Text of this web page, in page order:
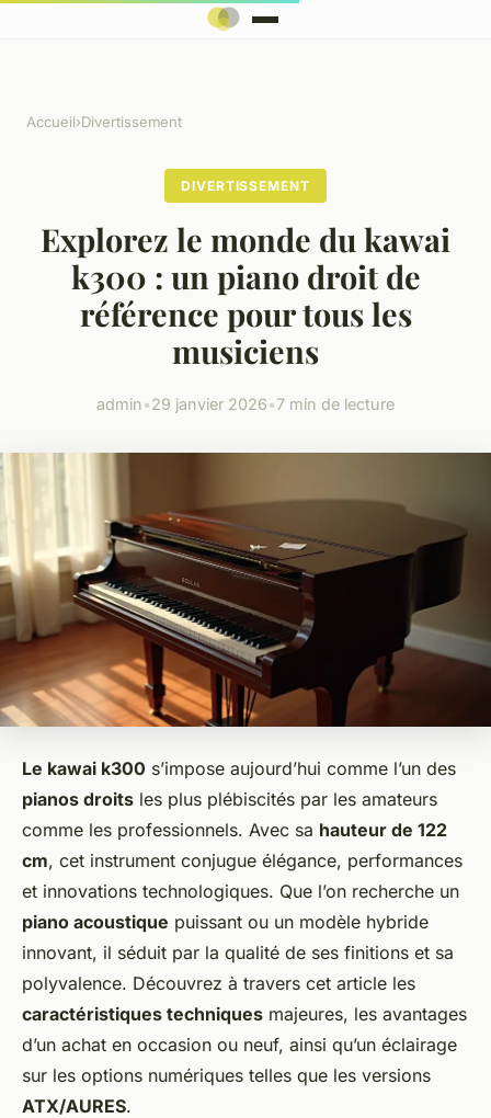
Accueil›Divertissement
DIVERTISSEMENT
Explorez le monde du kawai
k300 : un piano droit de
référence pour tous les
musiciens
admin•29 janvier 2026•7 min de lecture
Le kawai k300 s’impose aujourd’hui comme l’un des
pianos droits les plus plébiscités par les amateurs
comme les professionnels. Avec sa hauteur de 122
cm, cet instrument conjugue élégance, performances
et innovations technologiques. Que l’on recherche un
piano acoustique puissant ou un modèle hybride
innovant, il séduit par la qualité de ses finitions et sa
polyvalence. Découvrez à travers cet article les
caractéristiques techniques majeures, les avantages
d’un achat en occasion ou neuf, ainsi qu’un éclairage
sur les options numériques telles que les versions
ATX/AURES.